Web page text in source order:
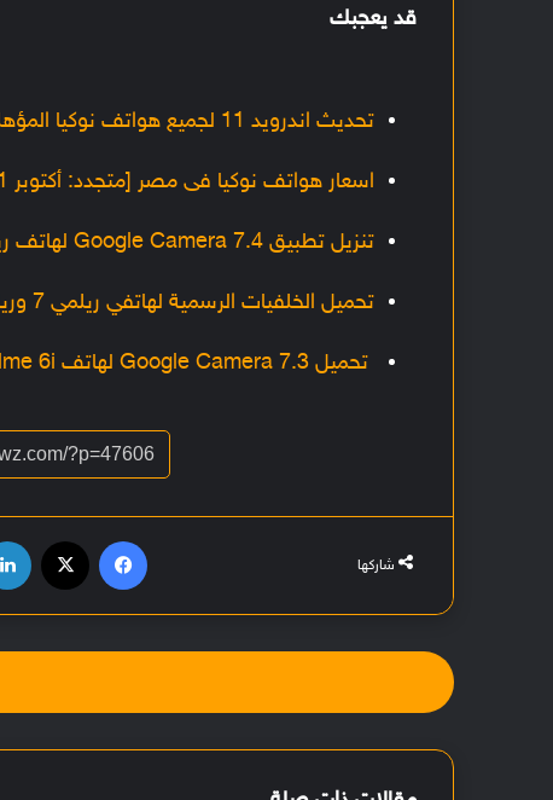
قد يعجبك
تحديث اندرويد 11 لجميع هواتف نوكيا المؤهلة مع شرح التثبيت [متجدد]
اسعار هواتف نوكيا فى مصر [متجدد: أكتوبر 2021]
تنزيل تطبيق Google Camera 7.4 لهاتف ريلمي C11 مع شرح أفضل الإعدادات
تحميل الخلفيات الرسمية لهاتفي ريلمي 7 وريلمي 7 برو بجودة +FHD
تحميل Google Camera 7.3 لهاتف Realme 6i مع شرح أفضل الإعدادات
شاركها